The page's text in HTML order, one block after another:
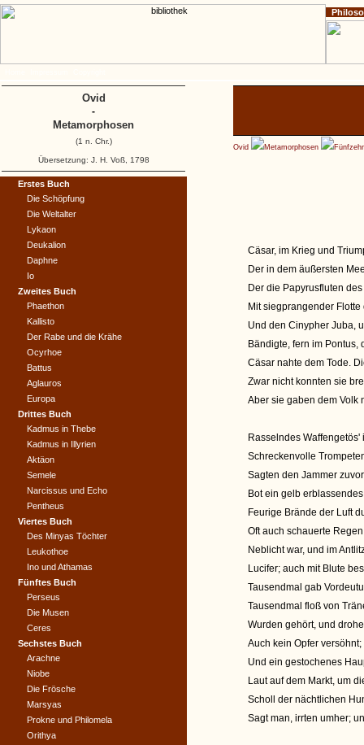
Ovid Metamorphosen
Cäsar, im Krieg und
Der in dem äußersten
Der die Papyrusfluten
Mit siegprangender
Und den Cinypher Juba,
Bändigte, fern im Pontus,
Cäsar nahte dem Tode.
Zwar nicht konnten sie
Aber sie gaben dem Volk
Rasselndes
Schreckenvolle
Sagten den Jammer
Bot ein gelb
Feurige Brände der Luft
Oft auch schauerte
Neblicht war, und im
Lucifer; auch mit Blute
Tausendmal gab
Tausendmal floß von
Wurden gehört, und
Auch kein Opfer
Und ein gestochenes
Laut auf dem Markt, um
Scholl der nächtlichen
Sagt man, irrten umher;
Erstes Buch
Die Schöpfung
Die Weltalter
Lykaon
Deukalion
Daphne
Io
Zweites Buch
Phaethon
Kallisto
Der Rabe und die Krähe
Ocyrhoe
Battus
Aglauros
Europa
Drittes Buch
Kadmus in Thebe
Kadmus in Illyrien
Aktäon
Semele
Narcissus und Echo
Pentheus
Viertes Buch
Des Minyas Töchter
Leukothoe
Ino und Athamas
Fünftes Buch
Perseus
Die Musen
Ceres
Sechstes Buch
Arachne
Niobe
Die Frösche
Marsyas
Prokne und Philomela
Orithya
Ovid
-
Metamorphosen
(1 n. Chr.)
Übersetzung: J. H. Voß, 1798